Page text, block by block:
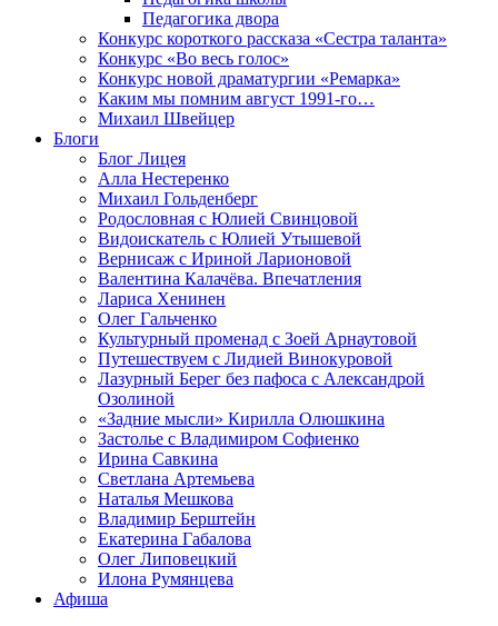
Педагогика двора
Конкурс короткого рассказа «Сестра таланта»
Конкурс «Во весь голос»
Конкурс новой драматургии «Ремарка»
Каким мы помним август 1991-го…
Михаил Швейцер
Блоги
Блог Лицея
Алла Нестеренко
Михаил Гольденберг
Родословная с Юлией Свинцовой
Видоискатель с Юлией Утышевой
Вернисаж с Ириной Ларионовой
Валентина Калачёва. Впечатления
Лариса Хенинен
Олег Гальченко
Культурный променад с Зоей Арнаутовой
Путешествуем с Лидией Винокуровой
Лазурный Берег без пафоса с Александрой
Озолиной
«Задние мысли» Кирилла Олюшкина
Застолье с Владимиром Софиенко
Ирина Савкина
Светлана Артемьева
Наталья Мешкова
Владимир Берштейн
Екатерина Габалова
Олег Липовецкий
Илона Румянцева
Афиша